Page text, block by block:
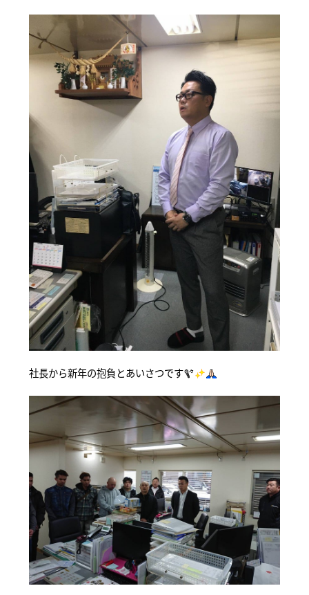
社長から新年の抱負とあいさつです